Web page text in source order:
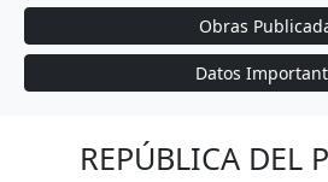
Obras
Datos
REPÚBLICA DEL